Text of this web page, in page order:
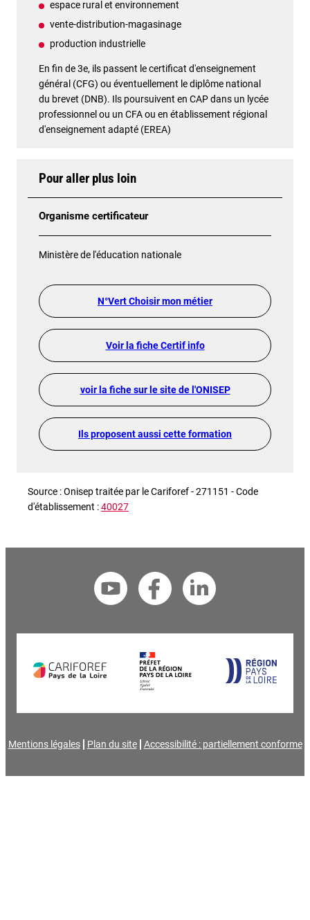
espace rural et environnement
vente-distribution-magasinage
production industrielle
En fin de 3e, ils passent le certificat d'enseignement
général (CFG) ou éventuellement le diplôme national
du brevet (DNB). Ils poursuivent en CAP dans un lycée
professionnel ou un CFA ou en établissement régional
d'enseignement adapté (EREA)
Pour aller plus loin
Organisme certificateur
Ministère de l'éducation nationale
N°Vert Choisir mon métier
Voir la fiche Certif info
voir la fiche sur le site de l'ONISEP
Ils proposent aussi cette formation
Source : Onisep traitée par le Cariforef - 271151 - Code
d'établissement :40027
Mentions légales Plan du site Accessibilité : partiellement conforme